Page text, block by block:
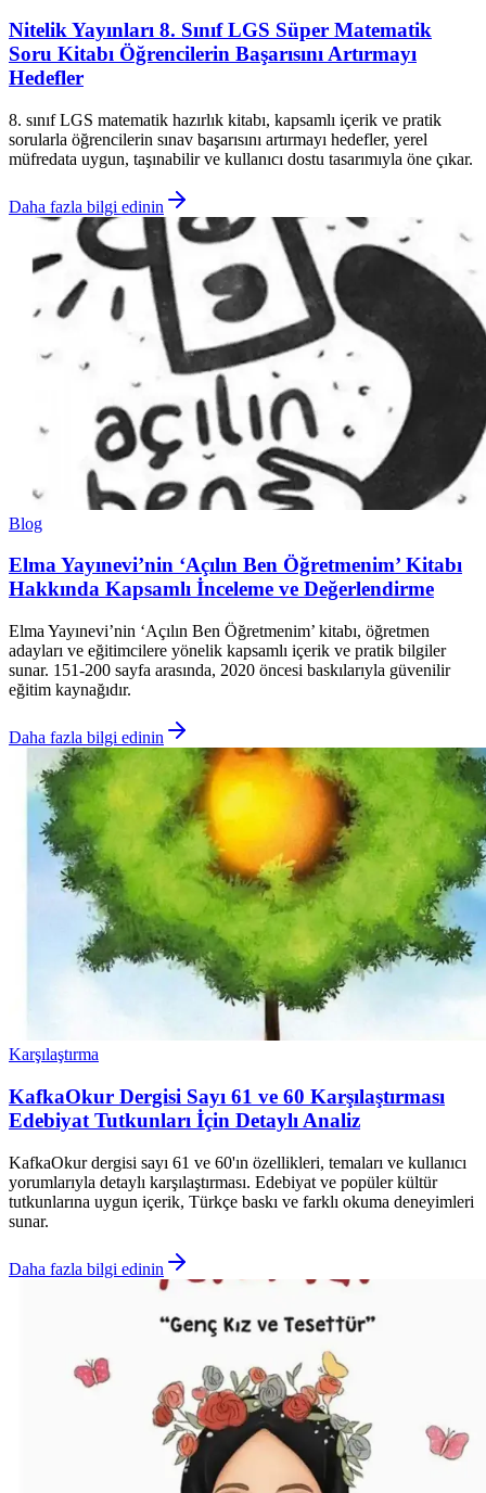
Nitelik Yayınları 8. Sınıf LGS Süper Matematik
Soru Kitabı Öğrencilerin Başarısını Artırmayı
Hedefler
8. sınıf LGS matematik hazırlık kitabı, kapsamlı içerik ve pratik
sorularla öğrencilerin sınav başarısını artırmayı hedefler, yerel
müfredata uygun, taşınabilir ve kullanıcı dostu tasarımıyla öne çıkar.
Daha fazla bilgi edinin
Blog
Elma Yayınevi’nin ‘Açılın Ben Öğretmenim’ Kitabı
Hakkında Kapsamlı İnceleme ve Değerlendirme
Elma Yayınevi’nin ‘Açılın Ben Öğretmenim’ kitabı, öğretmen
adayları ve eğitimcilere yönelik kapsamlı içerik ve pratik bilgiler
sunar. 151-200 sayfa arasında, 2020 öncesi baskılarıyla güvenilir
eğitim kaynağıdır.
Daha fazla bilgi edinin
Karşılaştırma
KafkaOkur Dergisi Sayı 61 ve 60 Karşılaştırması
Edebiyat Tutkunları İçin Detaylı Analiz
KafkaOkur dergisi sayı 61 ve 60'ın özellikleri, temaları ve kullanıcı
yorumlarıyla detaylı karşılaştırması. Edebiyat ve popüler kültür
tutkunlarına uygun içerik, Türkçe baskı ve farklı okuma deneyimleri
sunar.
Daha fazla bilgi edinin